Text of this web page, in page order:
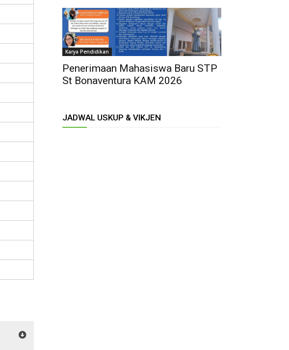
Karya Pendidikan
Penerimaan Mahasiswa Baru STP
St Bonaventura KAM 2026
JADWAL USKUP & VIKJEN